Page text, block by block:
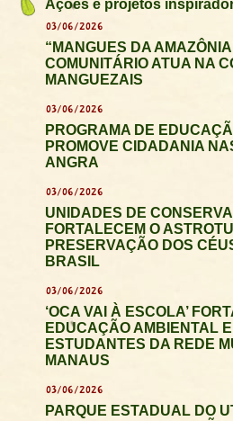
Ações e projetos
03/06/2026
“MANGUES DA
COMUNITÁRIO ATUA NA
MANGUEZAIS
03/06/2026
PROGRAMA DE
PROMOVE CIDADANIA
ANGRA
03/06/2026
UNIDADES DE
FORTALECEM O
PRESERVAÇÃO DOS
BRASIL
03/06/2026
‘OCA VAI À ESCOLA’
EDUCAÇÃO AMBIENTAL
ESTUDANTES DA REDE
MANAUS
03/06/2026
PARQUE ESTADUAL DO